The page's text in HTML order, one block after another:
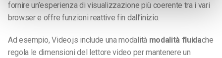
fornire un’esperienza di visualizzazione più coerente tra i vari
browser e offre funzioni reattive fin dall’inizio.
Ad esempio, Video.js include una modalità modalità fluidache
regola le dimensioni del lettore video per mantenere un